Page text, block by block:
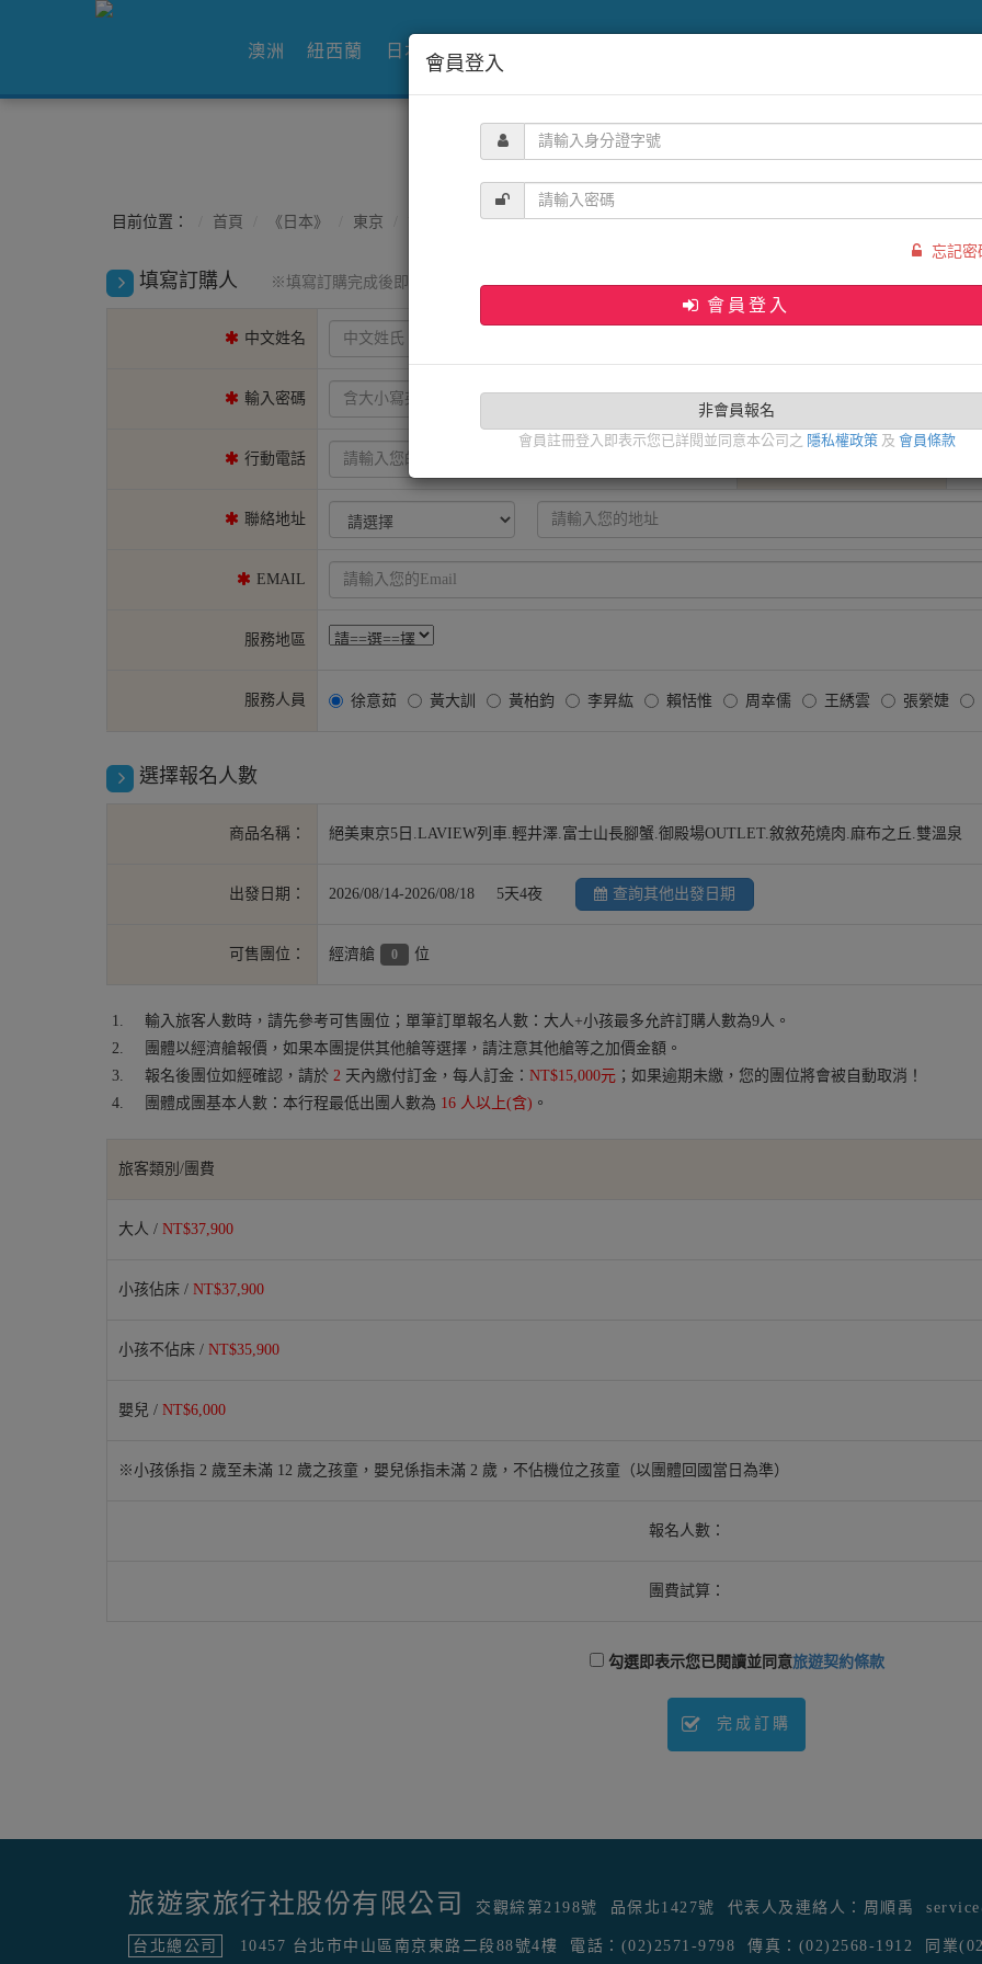
澳洲 紐西蘭 日本 韓國
目前位置： 首頁 《日本》 東京 訂購STEP1
填寫訂購人 ※填寫訂購完成後即成為會員
中文姓名
輸入密碼
行動電話
聯絡地址
EMAIL
服務地區
服務人員 徐意茹 黃大訓 黃柏鈞 李昇紘 賴恬惟 周幸儒 王綉雲 張縈婕
選擇報名人數
商品名稱： 絕美東京5日.LAVIEW列車.輕井澤.富士山長腳蟹.御殿場OUTLET.敘敘苑燒肉.麻布之丘.雙溫泉
出發日期： 2026/08/14-2026/08/18 5天4夜 查詢其他出發日期
可售團位： 經濟艙 0 位
輸入旅客人數時，請先參考可售團位；單筆訂單報名人數：大人+小孩最多允許訂購人數為9人。
團體以經濟艙報價，如果本團提供其他艙等選擇，請注意其他艙等之加價金額。
報名後團位如經確認，請於 2 天內繳付訂金，每人訂金： NT$15,000元 ；如果逾期未繳，您的團位將會被自動取消！
團體成團基本人數：本行程最低出團人數為 16 人以上(含) 。
旅客類別/團費
大人 / NT$37,900
小孩佔床 / NT$37,900
小孩不佔床 / NT$35,900
嬰兒 / NT$6,000
※小孩係指 2 歲至未滿 12 歲之孩童，嬰兒係指未滿 2 歲，不佔機位之孩童（以團體回國當日為準）
報名人數：
團費試算：
勾選即表示您已閱讀並同意旅遊契約條款
完成訂購
會員登入
忘記密
會員登入
非會員報名
會員註冊登入即表示您已詳閱並同意本公司之 隱私權政策及 會員條款
旅遊家旅行社股份有限公司 交觀綜第2198號 品保北1427號 代表人及連絡人：周順禹
台北總公司 10457 台北市中山區南京東路二段88號4樓 電話：(02)2571-9798 傳真：(02)2568-1912 同業